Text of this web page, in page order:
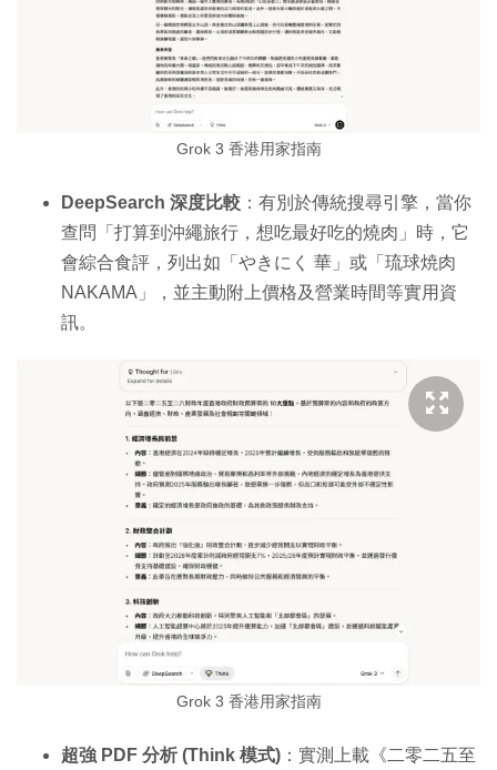
Grok 3 香港用家指南
DeepSearch 深度比較 ：有別於傳統搜尋引擎，當你
查問「打算到沖繩旅行，想吃最好吃的燒肉」時，它
會綜合食評，列出如「やきにく 華」或「琉球焼肉
NAKAMA」，並主動附上價格及營業時間等實用資
訊。
Grok 3 香港用家指南
超強 PDF 分析 (Think 模式) ：實測上載《二零二五至